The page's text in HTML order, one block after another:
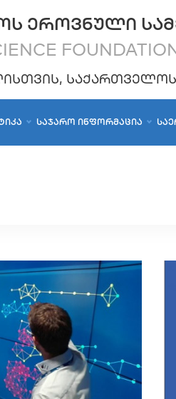
ᲔᲠᲝᲕᲜᲣᲚᲘ
ᲡᲐᲯᲐᲠᲝ ᲘᲜᲤᲝᲠᲛᲐᲪᲘᲐ